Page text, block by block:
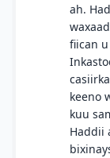
ah.
fiican
keeno
kuu
Haddii